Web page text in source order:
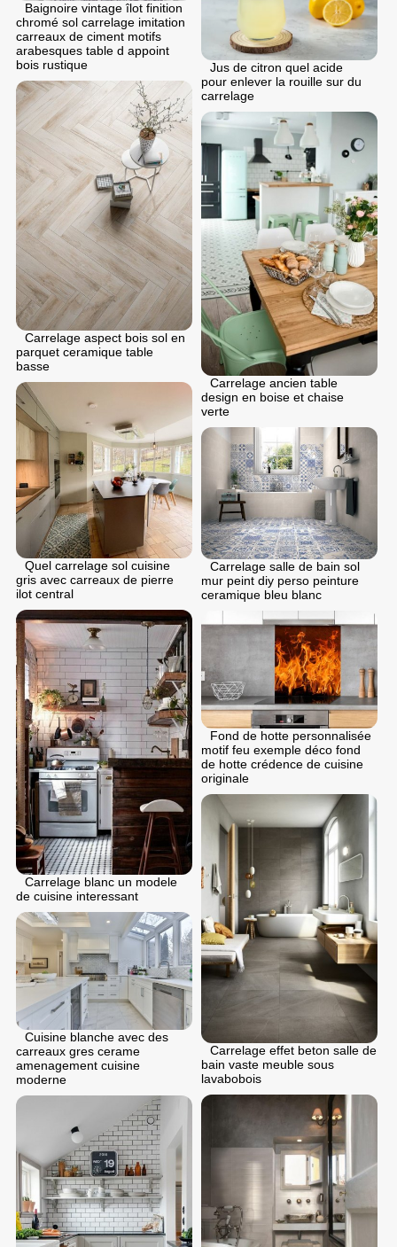
Baignoire vintage îlot finition
chromé sol carrelage imitation
carreaux de ciment motifs
arabesques table d appoint
bois rustique
Jus de citron quel acide
pour enlever la rouille sur du
carrelage
Carrelage aspect bois sol en
parquet ceramique table
basse
Carrelage ancien table
design en boise et chaise
verte
Quel carrelage sol cuisine
gris avec carreaux de pierre
ilot central
Carrelage salle de bain sol
mur peint diy perso peinture
ceramique bleu blanc
Carrelage blanc un modele
de cuisine interessant
Fond de hotte personnalisée
motif feu exemple déco fond
de hotte crédence de cuisine
originale
Carrelage effet beton salle de
bain vaste meuble sous
lavabobois
Cuisine blanche avec des
carreaux gres cerame
amenagement cuisine
moderne